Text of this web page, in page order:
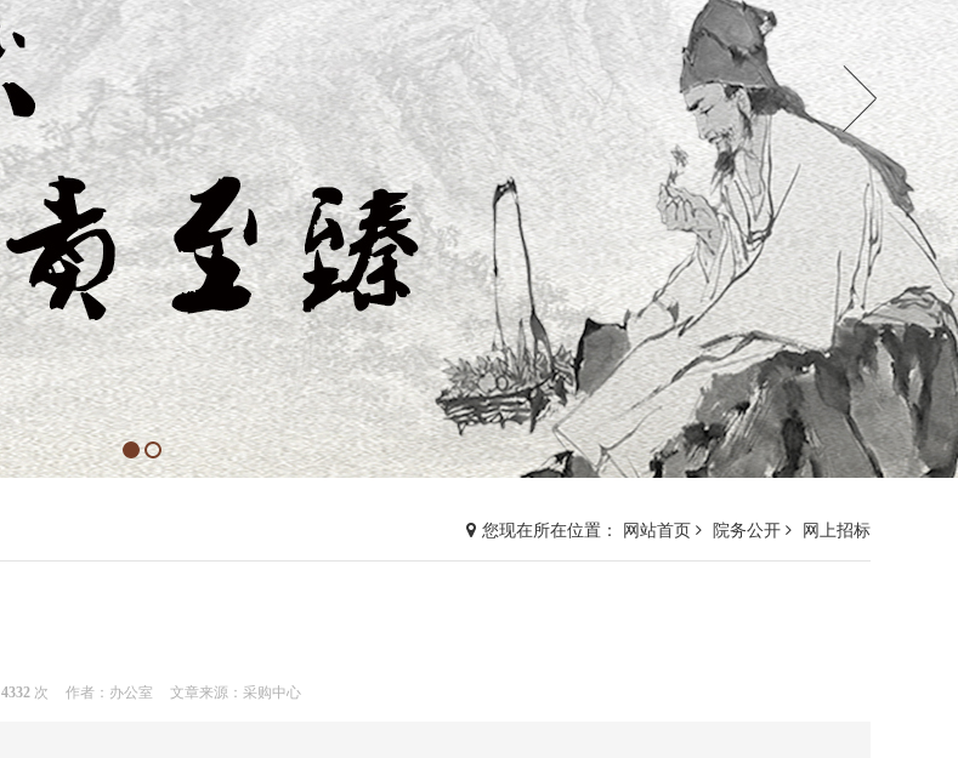
您现在所在位置： 网站首页 院务公开 网上招标
4332 次 作者：办公室 文章来源：采购中心